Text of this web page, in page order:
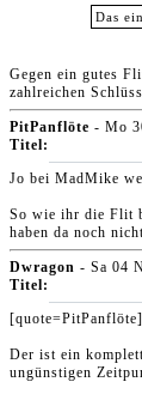
Das
Gegen ein gutes
zahlreichen
PitPanflöte - Mo
Titel:
Jo bei MadMike
So wie ihr die Flit
haben da noch
Dwragon - Sa 04
Titel:
Der ist ein
ungünstigen